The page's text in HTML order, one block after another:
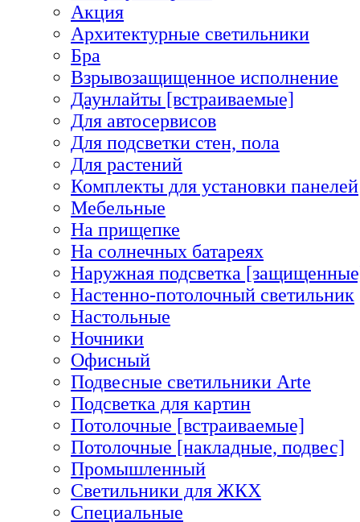
Акция
Архитектурные светильники
Бра
Взрывозащищенное исполнение
Даунлайты [встраиваемые]
Для автосервисов
Для подсветки стен, пола
Для растений
Комплекты для установки панелей
Мебельные
На прищепке
На солнечных батареях
Наружная подсветка
Настенно-потолочный светильник
Настольные
Ночники
Офисный
Подвесные светильники Arte
Подсветка для картин
Потолочные [встраиваемые]
Потолочные [накладные, подвес]
Промышленный
Светильники для ЖКХ
Специальные